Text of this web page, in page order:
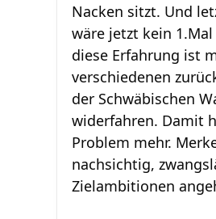
Nacken sitzt. Und
wäre jetzt kein
diese Erfahrung ist
verschiedenen
der Schwäbischen
widerfahren. Damit
Problem mehr.
nachsichtig,
Zielambitionen